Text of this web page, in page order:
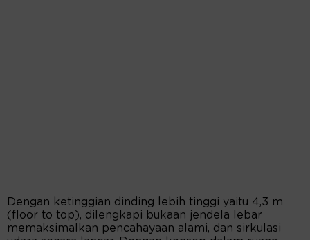
Dengan ketinggian dinding lebih tinggi yaitu 4,3 m
(floor to top), dilengkapi bukaan jendela lebar
memaksimalkan pencahayaan alami, dan sirkulasi